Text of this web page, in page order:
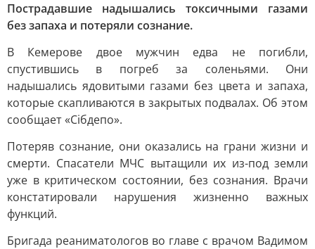
Пострадавшие надышались токсичными газами
без запаха и потеряли сознание.
В Кемерове двое мужчин едва не погибли,
спустившись в погреб за соленьями. Они
надышались ядовитыми газами без цвета и запаха,
которые скапливаются в закрытых подвалах. Об этом
сообщает «Сiбдепо».
Потеряв сознание, они оказались на грани жизни и
смерти. Спасатели МЧС вытащили их из-под земли
уже в критическом состоянии, без сознания. Врачи
констатировали нарушения жизненно важных
функций.
Бригада реаниматологов во главе с врачом Вадимом